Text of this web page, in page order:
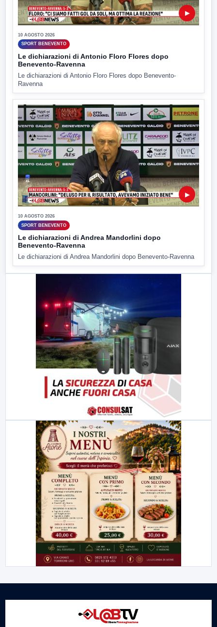
▶
10 AGOSTO 2026
SPORT BENEVENTO
Le dichiarazioni di Antonio Floro Flores dopo
Benevento-Ravenna
Le dichiarazioni di Antonio Floro Flores dopo Benevento-
Ravenna
▶
10 AGOSTO 2026
SPORT BENEVENTO
Le dichiarazioni di Andrea Mandorlini dopo
Benevento-Ravenna
Le dichiarazioni di Andrea Mandorlini dopo Benevento-Ravenna